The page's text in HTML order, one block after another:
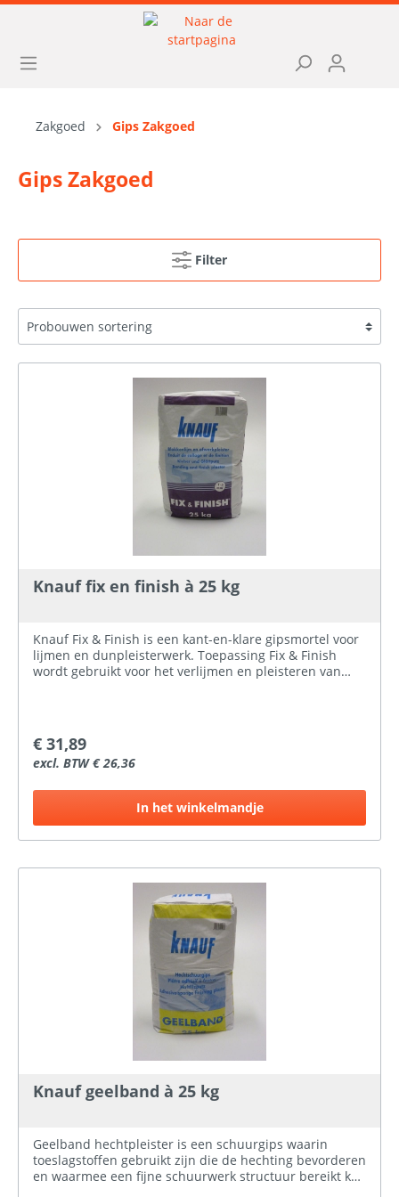
Zakgoed Gips Zakgoed
Gips Zakgoed
Filter
Knauf fix en finish à 25 kg
Knauf Fix & Finish is een kant-en-klare gipsmortel voor
lijmen en dunpleisterwerk. Toepassing Fix & Finish
wordt gebruikt voor het verlijmen en pleisteren van
stuclagen van gips of kalkmortel.Klik hier voor meer
informatieKlik hier voor het veiligheidsbladKlik hier
voor de brochure
€ 31,89
excl. BTW € 26,36
In het winkelmandje
Knauf geelband à 25 kg
Geelband hechtpleister is een schuurgips waarin
toeslagstoffen gebruikt zijn die de hechting bevorderen
en waarmee een fijne schuurwerk structuur bereikt kan